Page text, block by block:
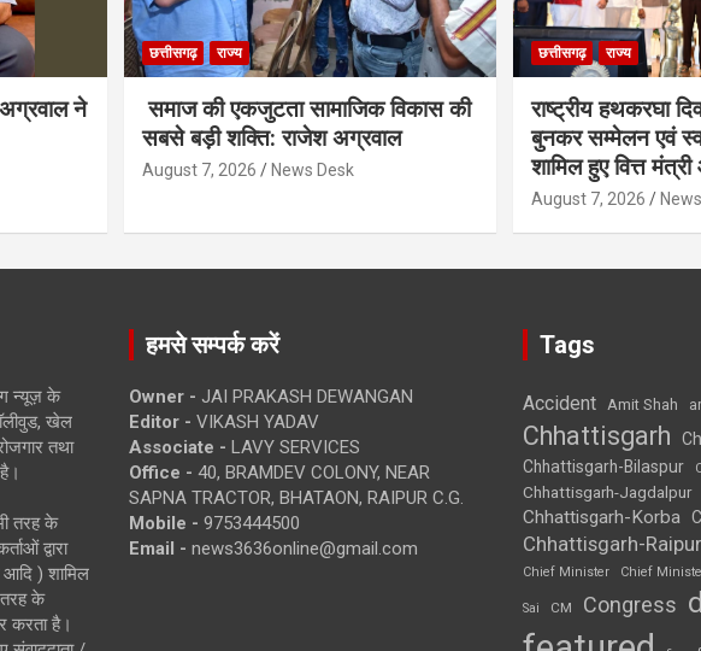
ने
छत्तीसगढ़ राज्य
समाज की एकजुटता सामाजिक विकास की
सबसे बड़ी शक्ति: राजेश अग्रवाल
August 7, 2026 News Desk
छत्तीसगढ़ राज्य
राष्ट्रीय हथकरघा
बुनकर सम्मेलन एवं
शामिल हुए वित्त
August 7, 2026
न्यूज़ के
खेल
तथा
तरह के
द्वारा
आदि ) शामिल
तरह के
करता है।
हमसे सम्पर्क करें
Owner - JAI PRAKASH DEWANGAN
Editor - VIKASH YADAV
Associate - LAVY SERVICES
Office - 40, BRAMDEV COLONY, NEAR
SAPNA TRACTOR, BHATAON, RAIPUR C.G.
Mobile - 9753444500
Email - news3636online@gmail.com
Tags
Accident Amit Shah
Chhattisgarh
Chhattisgarh-Bilaspur
Chhattisgarh-Jagdalpur
Chhattisgarh-Korba
Chhattisgarh-Raipur
Chief Minister
Chief
Sai CM Congress